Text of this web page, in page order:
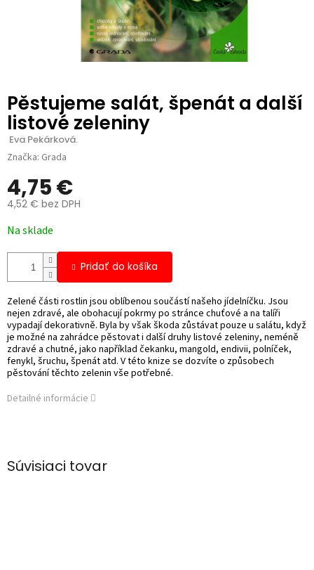
Pěstujeme salát, špenát a další
listové zeleniny
Eva Pekárková.
Značka: Grada
4,75 €
4,52 € bez DPH
cena:
Na sklade
Pridať do košíka
Zelené části rostlin jsou oblíbenou součástí našeho jídelníčku. Jsou
nejen zdravé, ale obohacují pokrmy po stránce chuťové a na talíři
vypadají dekorativně. Byla by však škoda zůstávat pouze u salátu, když
je možné na zahrádce pěstovat i další druhy listové zeleniny, neméně
zdravé a chutné, jako například čekanku, mangold, endivii, polníček,
fenykl, šruchu, špenát atd. V této knize se dozvíte o způsobech
pěstování těchto zelenin vše potřebné.
Detailné informácie
Súvisiaci tovar